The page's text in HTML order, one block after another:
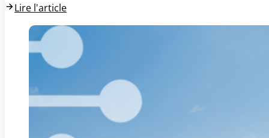
Lire l'article